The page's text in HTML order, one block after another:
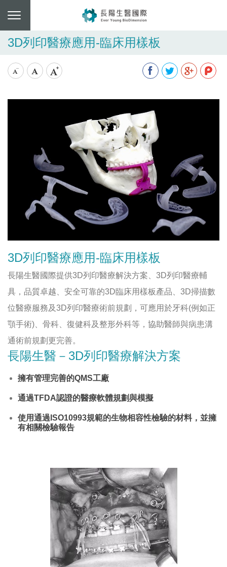
3D列印醫療應用-臨床用樣板
3D列印醫療應用-臨床用樣板
長陽生醫國際提供3D列印醫療解決方案、3D列印醫療輔
具，品質卓越、安全可靠的3D臨床用樣板產品、3D掃描數
位醫療服務及3D列印醫療術前規劃，可應用於牙科(例如正
顎手術)、骨科、復健科及整形外科等，協助醫師與病患溝
通術前規劃更完善。
長陽生醫－3D列印醫療解決方案
擁有管理完善的QMS工廠
通過TFDA認證的醫療軟體規劃與模擬
使用通過ISO10993規範的生物相容性檢驗的材料，並擁
有相關檢驗報告